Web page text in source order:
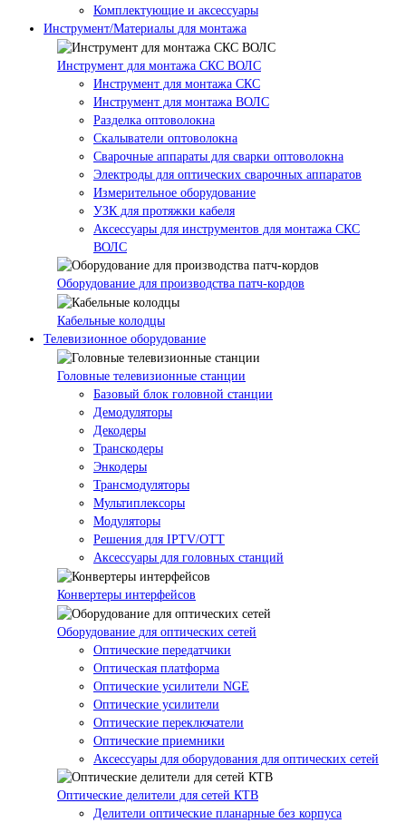
Комплектующие и аксессуары
Инструмент/Материалы для монтажа
Инструмент для монтажа СКС ВОЛС
Инструмент для монтажа СКС
Инструмент для монтажа ВОЛС
Разделка оптоволокна
Скалыватели оптоволокна
Сварочные аппараты для сварки оптоволокна
Электроды для оптических сварочных аппаратов
Измерительное оборудование
УЗК для протяжки кабеля
Аксессуары для инструментов для монтажа СКС
ВОЛС
Оборудование для производства патч-кордов
Кабельные колодцы
Телевизионное оборудование
Головные телевизионные станции
Базовый блок головной станции
Демодуляторы
Декодеры
Транскодеры
Энкодеры
Трансмодуляторы
Мультиплексоры
Модуляторы
Решения для IPTV/OTT
Аксессуары для головных станций
Конвертеры интерфейсов
Оборудование для оптических сетей
Оптические передатчики
Оптическая платформа
Оптические усилители NGE
Оптические усилители
Оптические переключатели
Оптические приемники
Аксессуары для оборудования для оптических сетей
Оптические делители для сетей КТВ
Делители оптические планарные без корпуса